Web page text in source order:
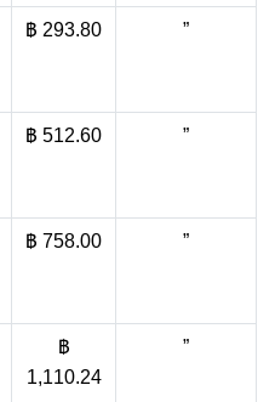
฿ 293.80 ”
฿ 512.60 ”
฿ 758.00 ”
฿
1,110.24
”